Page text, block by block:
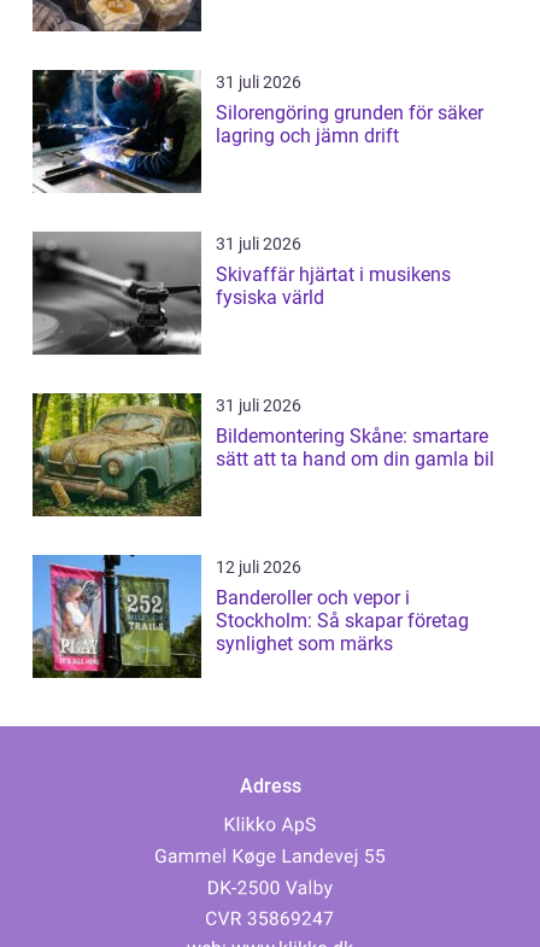
31 juli 2026
Silorengöring grunden för säker
lagring och jämn drift
31 juli 2026
Skivaffär hjärtat i musikens
fysiska värld
31 juli 2026
Bildemontering Skåne: smartare
sätt att ta hand om din gamla bil
12 juli 2026
Banderoller och vepor i
Stockholm: Så skapar företag
synlighet som märks
Adress